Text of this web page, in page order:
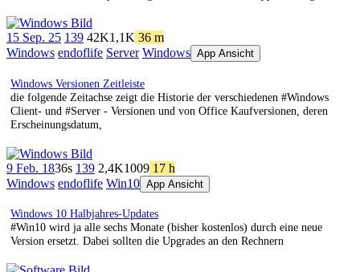
15 Sep. 25 139 42K1,1K 36 m
Windows endoflife Server Windows App Ansicht
Windows Versionen Zeitleiste
die folgende Zeitachse zeigt die Historie der verschiedenen #Windows
Client- und #Server - Versionen und von Office Kaufversionen, deren
Erscheinungsdatum,
9 Feb. 1836s 139 2,4K1009 17 h
Windows endoflife Win10 App Ansicht
Windows 10 Halbjahres-Updates
#Win10 wird ja alle sechs Monate (bisher kostenlos) durch eine neue
Version ersetzt. Dabei sollten die Upgrades an den Rechnern